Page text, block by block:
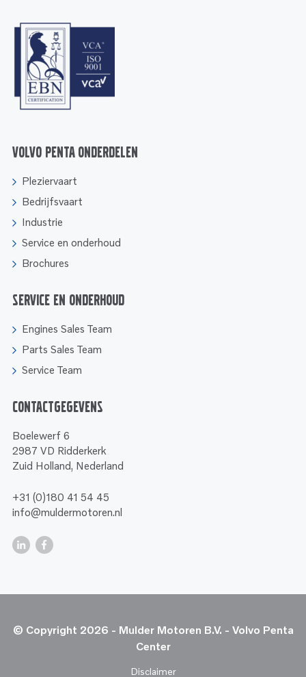
Volvo Penta onderdelen
Pleziervaart
Bedrijfsvaart
Industrie
Service en onderhoud
Brochures
Service en onderhoud
Engines Sales Team
Parts Sales Team
Service Team
Contactgegevens
Boelewerf 6
2987 VD Ridderkerk
Zuid Holland, Nederland
+31 (0)180 41 54 45
info@muldermotoren.nl
© Copyright 2026 - Mulder Motoren B.V. - Volvo Penta
Center
Disclaimer